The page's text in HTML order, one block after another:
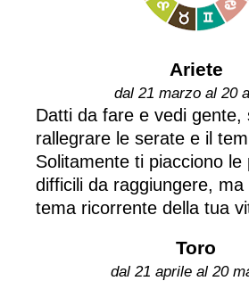
Ariete
dal 21 marzo al 20
Datti da fare e vedi gente,
rallegrare le serate e il
Solitamente ti piacciono le
difficili da raggiungere,
tema ricorrente della tua
Toro
dal 21 aprile al 20